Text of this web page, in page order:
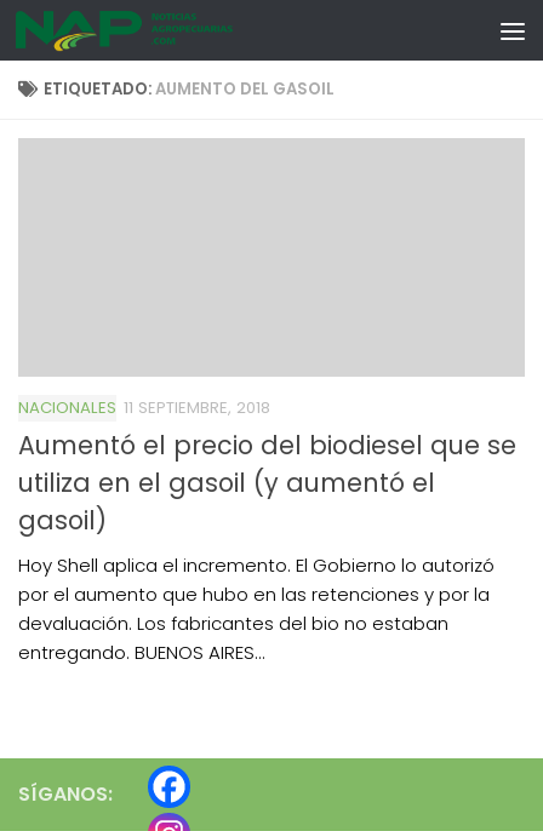
Skip to content
ETIQUETADO:AUMENTO DEL GASOIL
NACIONALES 11 SEPTIEMBRE, 2018
Aumentó el precio del biodiesel que se
utiliza en el gasoil (y aumentó el
gasoil)
Hoy Shell aplica el incremento. El Gobierno lo autorizó
por el aumento que hubo en las retenciones y por la
devaluación. Los fabricantes del bio no estaban
entregando. BUENOS AIRES...
SÍGANOS: